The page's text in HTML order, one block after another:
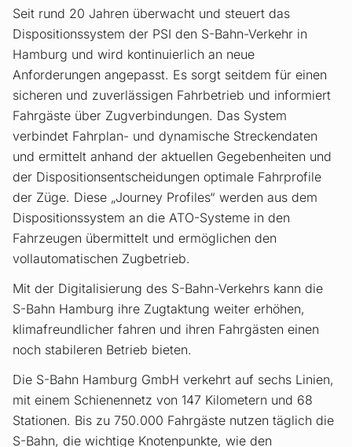
Seit rund 20 Jahren überwacht und steuert das
Dispositionssystem der PSI den S-Bahn-Verkehr in
Hamburg und wird kontinuierlich an neue
Anforderungen angepasst. Es sorgt seitdem für einen
sicheren und zuverlässigen Fahrbetrieb und informiert
Fahrgäste über Zugverbindungen. Das System
verbindet Fahrplan- und dynamische Streckendaten
und ermittelt anhand der aktuellen Gegebenheiten und
der Dispositionsentscheidungen optimale Fahrprofile
der Züge. Diese „Journey Profiles“ werden aus dem
Dispositionssystem an die ATO-Systeme in den
Fahrzeugen übermittelt und ermöglichen den
vollautomatischen Zugbetrieb.
Mit der Digitalisierung des S-Bahn-Verkehrs kann die
S-Bahn Hamburg ihre Zugtaktung weiter erhöhen,
klimafreundlicher fahren und ihren Fahrgästen einen
noch stabileren Betrieb bieten.
Die S-Bahn Hamburg GmbH verkehrt auf sechs Linien,
mit einem Schienennetz von 147 Kilometern und 68
Stationen. Bis zu 750.000 Fahrgäste nutzen täglich die
S-Bahn, die wichtige Knotenpunkte, wie den